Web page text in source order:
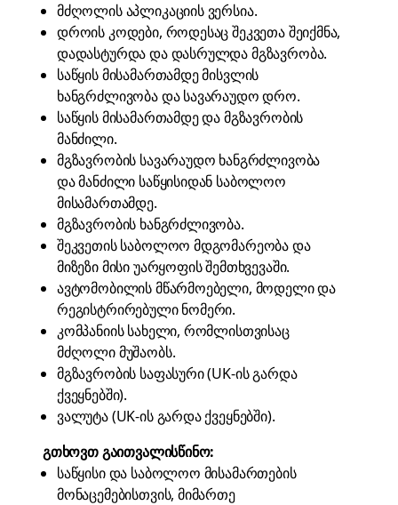
მძღოლის აპლიკაციის ვერსია.
დროის კოდები, როდესაც შეკვეთა შეიქმნა,
დადასტურდა და დასრულდა მგზავრობა.
საწყის მისამართამდე მისვლის
ხანგრძლივობა და სავარაუდო დრო.
საწყის მისამართამდე და მგზავრობის
მანძილი.
მგზავრობის სავარაუდო ხანგრძლივობა
და მანძილი საწყისიდან საბოლოო
მისამართამდე.
მგზავრობის ხანგრძლივობა.
შეკვეთის საბოლოო მდგომარეობა და
მიზეზი მისი უარყოფის შემთხვევაში.
ავტომობილის მწარმოებელი, მოდელი და
რეგისტრირებული ნომერი.
კომპანიის სახელი, რომლისთვისაც
მძღოლი მუშაობს.
მგზავრობის საფასური (UK-ის გარდა
ქვეყნებში).
ვალუტა (UK-ის გარდა ქვეყნებში).
გთხოვთ გაითვალისწინო:
საწყისი და საბოლოო მისამართების
მონაცემებისთვის, მიმართე